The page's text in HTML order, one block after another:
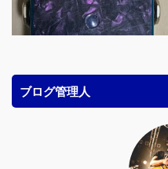
ブログ管理人